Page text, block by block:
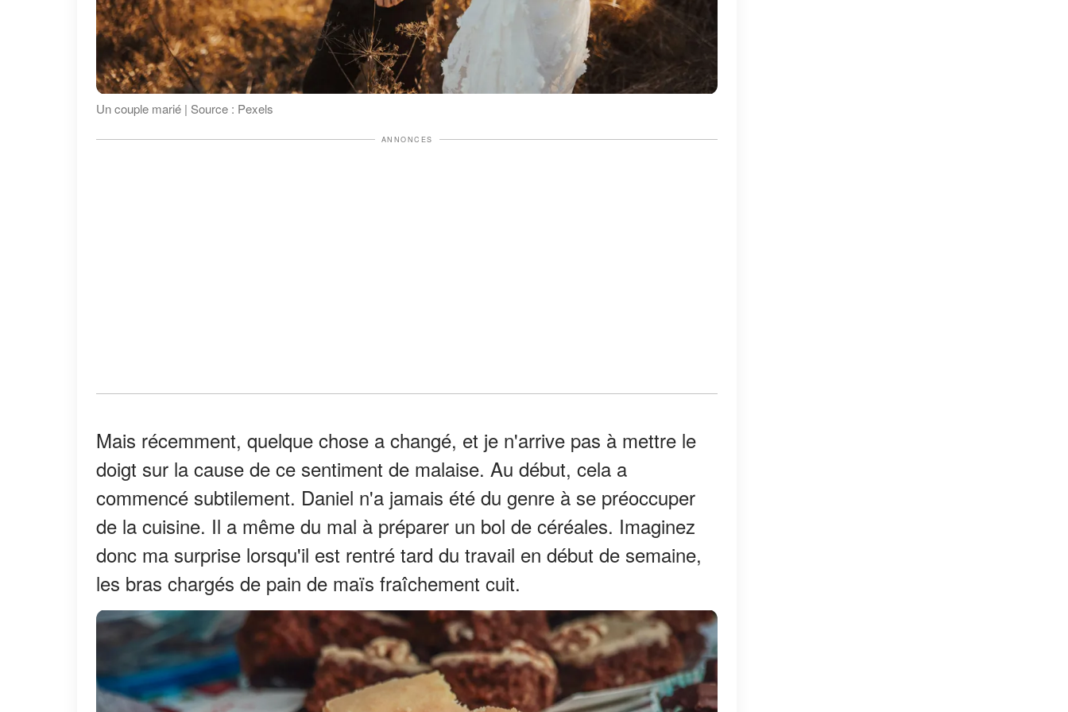
Un couple marié | Source : Pexels
ANNONCES
Mais récemment, quelque chose a changé, et je n'arrive pas à mettre le
doigt sur la cause de ce sentiment de malaise. Au début, cela a
commencé subtilement. Daniel n'a jamais été du genre à se préoccuper
de la cuisine. Il a même du mal à préparer un bol de céréales. Imaginez
donc ma surprise lorsqu'il est rentré tard du travail en début de semaine,
les bras chargés de pain de maïs fraîchement cuit.